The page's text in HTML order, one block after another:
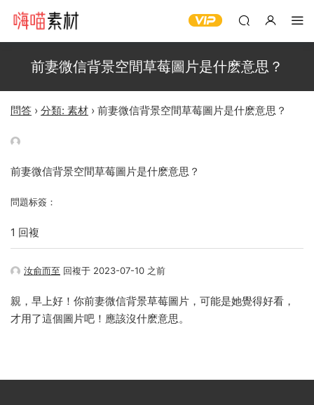
前妻微信背景空間草莓圖片是什麽意思？
問答 › 分類: 素材 › 前妻微信背景空間草莓圖片是什麽意思？
前妻微信背景空間草莓圖片是什麽意思？
問題标簽：
1 回複
汝俞而至 回複于 2023-07-10 之前
親，早上好！你前妻微信背景草莓圖片，可能是她覺得好看，
才用了這個圖片吧！應該沒什麽意思。